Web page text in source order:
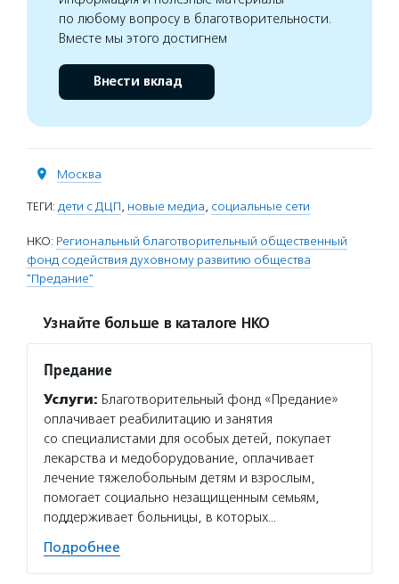
по любому вопросу в благотворительности.
Вместе мы этого достигнем
Внести вклад
Москва
ТЕГИ: дети с ДЦП, новые медиа, социальные сети
НКО: Региональный благотворительный общественный
фонд содействия духовному развитию общества
"Предание"
Узнайте больше в каталоге НКО
Предание
Услуги: Благотворительный фонд «Предание»
оплачивает реабилитацию и занятия
со специалистами для особых детей, покупает
лекарства и медоборудование, оплачивает
лечение тяжелобольным детям и взрослым,
помогает социально незащищенным семьям,
поддерживает больницы, в которых…
Подробнее